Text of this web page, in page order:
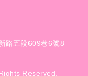
路五段609巷6號8
Reserved.